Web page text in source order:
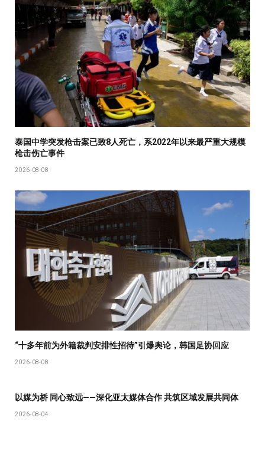
泰国中学突发枪击案已致8人死亡，系2022年以来最严重大规模
枪击伤亡事件
2026-08-08
“十多年前为外籍裁判安排性招待”引爆舆论，韩国足协回应
2026-08-08
以媒为桥 同心致远——深化亚太媒体合作 共筑区域发展共同体
2026-08-04